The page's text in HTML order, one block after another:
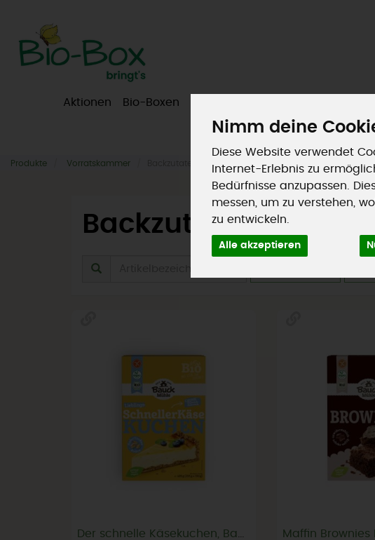
Nimm deine
Diese Website verwendet
Internet-Erlebnis zu
Bedürfnisse anzupassen.
messen, um zu verstehen,
zu entwickeln.
Alle akzeptieren
Aktionen Bio-Boxen
Produkte Vorratskammer
Backzutaten 30 von 964